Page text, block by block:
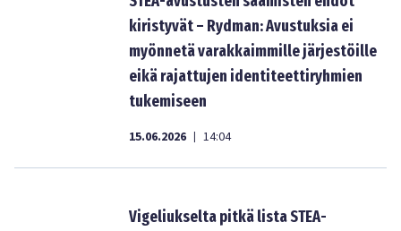
kiristyvät – Rydman: Avustuksia ei
myönnetä varakkaimmille järjestöille
eikä rajattujen identiteettiryhmien
tukemiseen
15.06.2026 | 14:04
Vigeliukselta pitkä lista STEA-